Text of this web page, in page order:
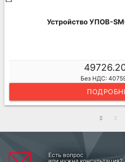
Устройство УПОВ-
Без НДС:
Есть вопрос